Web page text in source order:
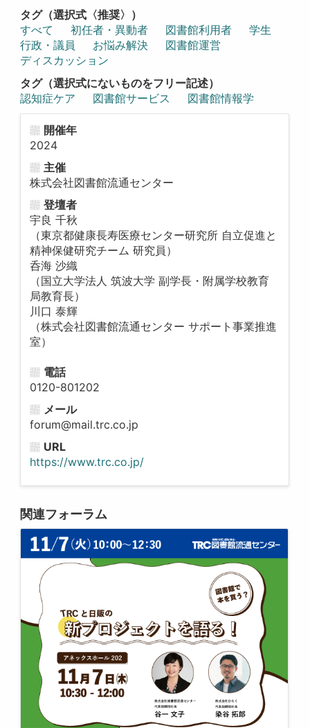
タグ（選択式〈推奨〉）
すべて
初任者・異動者 図書館利用者
学生
行政・議員
お悩み解決
図書館運営
ディスカッション
タグ（選択式にないものをフリー記述）
認知症ケア
図書館サービス 図書館情報学
開催年
2024
主催
株式会社図書館流通センター
登壇者
宇良 千秋
（東京都健康長寿医療センター研究所 自立促進と
精神保健研究チーム 研究員）
呑海 沙織
（国立大学法人 筑波大学 副学長・附属学校教育
局教育長）
川口 泰輝
（株式会社図書館流通センター サポート事業推進
室）
電話
0120-801202
メール
forum@mail.trc.co.jp
URL
https://www.trc.co.jp/
関連フォーラム